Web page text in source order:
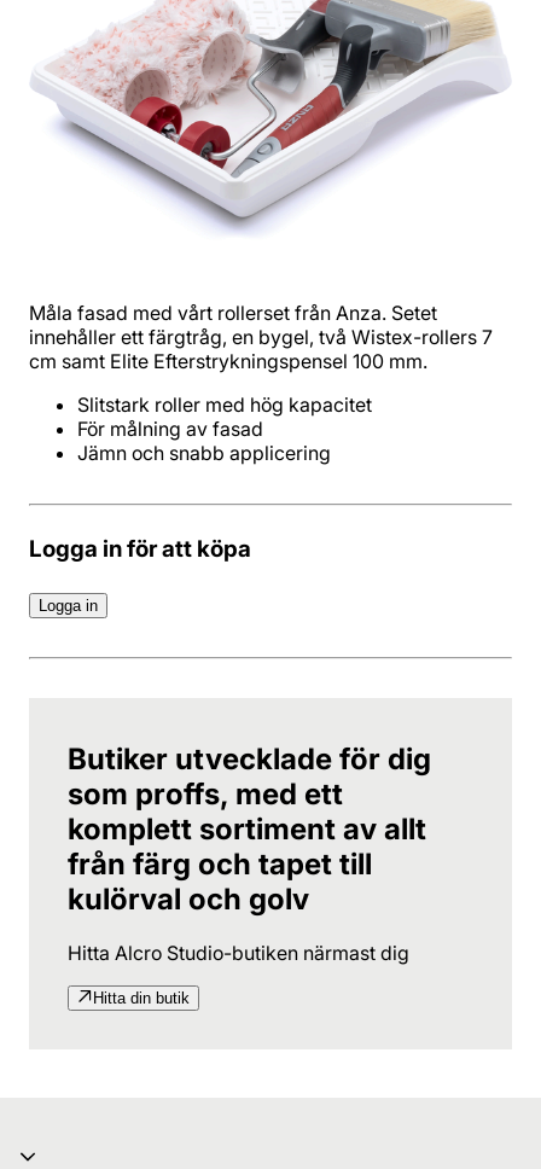
Måla fasad med vårt rollerset från Anza. Setet
innehåller ett färgtråg, en bygel, två Wistex-rollers 7
cm samt Elite Efterstrykningspensel 100 mm.
Jämn och snabb applicering
Logga in för att köpa
Logga in
Butiker utvecklade för dig
som proffs, med ett
komplett sortiment av allt
från färg och tapet till
kulörval och golv
Hitta Alcro Studio-butiken närmast dig
Hitta din butik